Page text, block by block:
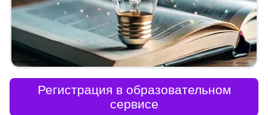
Регистрация в образовательном
сервисе